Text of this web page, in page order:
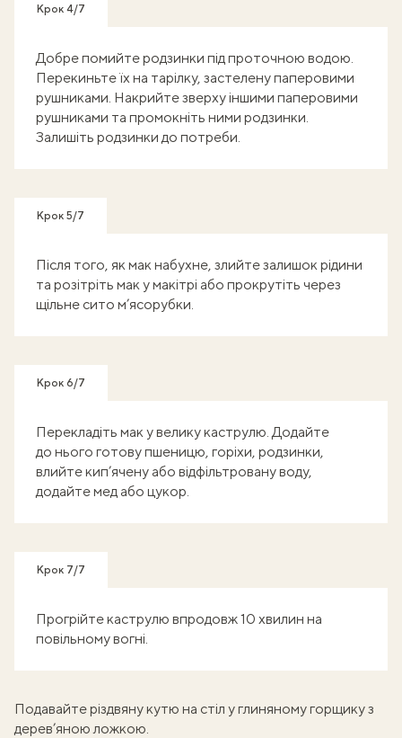
Крок 4/7
Добре помийте родзинки під проточною водою.
Перекиньте їх на тарілку, застелену паперовими
рушниками. Накрийте зверху іншими паперовими
рушниками та промокніть ними родзинки.
Залишіть родзинки до потреби.
Крок 5/7
Після того, як мак набухне, злийте залишок рідини
та розітріть мак у макітрі або прокрутіть через
щільне сито м’ясорубки.
Крок 6/7
Перекладіть мак у велику каструлю. Додайте
до нього готову пшеницю, горіхи, родзинки,
влийте кип’ячену або відфільтровану воду,
додайте мед або цукор.
Крок 7/7
Прогрійте каструлю впродовж 10 хвилин на
повільному вогні.
Подавайте різдвяну кутю на стіл у глиняному горщику з
дерев’яною ложкою.